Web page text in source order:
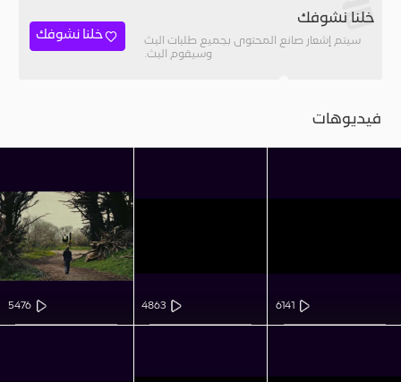
خلنا نشوفك
سيتم إشعار صانع المحتوى بجميع طلبات البث
وسيقوم البث.
خلنا نشوفك
فيديوهات
6141
4863
5476